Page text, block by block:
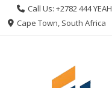
Call Us: +2782 444 YEAH
Cape Town, South Africa